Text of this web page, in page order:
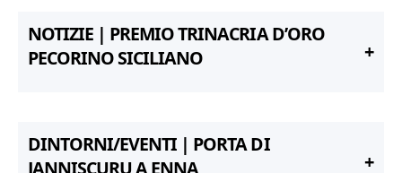
NOTIZIE | PREMIO TRINACRIA D’ORO
PECORINO SICILIANO
DINTORNI/EVENTI | PORTA DI
JANNISCURU A ENNA